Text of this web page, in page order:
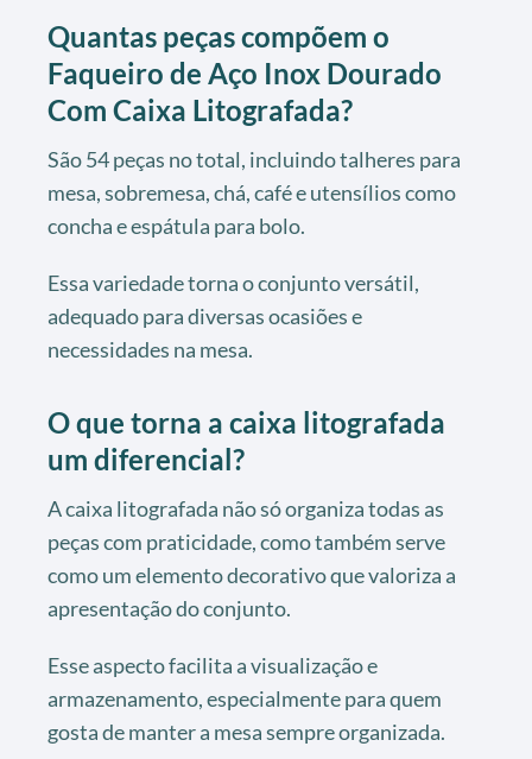
Quantas peças compõem o
Faqueiro de Aço Inox Dourado
Com Caixa Litografada?
São 54 peças no total, incluindo talheres para
mesa, sobremesa, chá, café e utensílios como
concha e espátula para bolo.
Essa variedade torna o conjunto versátil,
adequado para diversas ocasiões e
necessidades na mesa.
O que torna a caixa litografada
um diferencial?
A caixa litografada não só organiza todas as
peças com praticidade, como também serve
como um elemento decorativo que valoriza a
apresentação do conjunto.
Esse aspecto facilita a visualização e
armazenamento, especialmente para quem
gosta de manter a mesa sempre organizada.